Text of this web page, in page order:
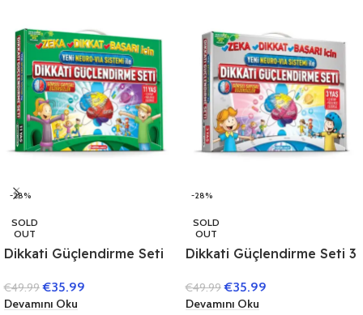
-28%
SOLD
OUT
Dikkati Güçlendirme Seti
€49.99 €35.99
Devamını Oku
-28%
SOLD
OUT
Dikkati Güçlendirme Seti 3
€49.99 €35.99
Devamını Oku